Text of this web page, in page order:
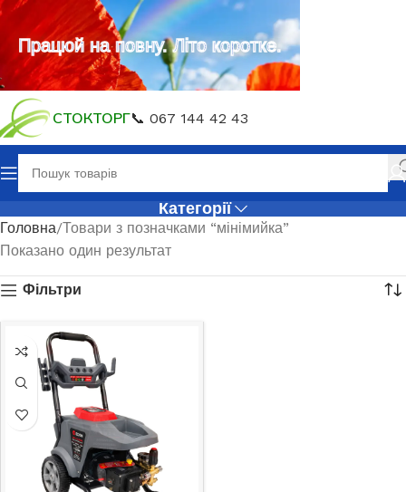
СТОКТОРГ📞 067 144 42 43
Категорії
Головна Товари з позначками “мінімийка”
Показано один результат
Фільтри
Працюй на повну. Літо коротке.